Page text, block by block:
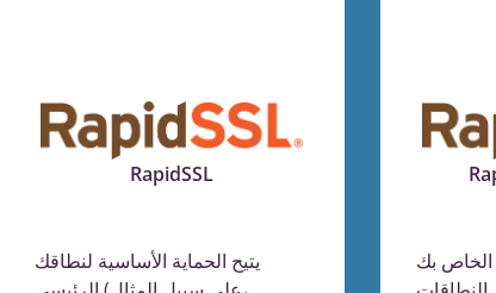
RapidSSL
يتيح الحماية الأساسية لنطاقك
الخاص بك